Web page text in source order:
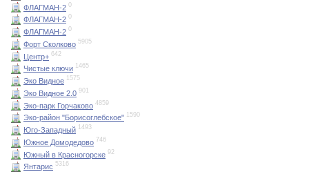
ФЛАГМАН-2 0
ФЛАГМАН-2 0
ФЛАГМАН-2 0
Форт Сколково 5905
Центр+ 642
Чистые ключи 1465
Эко Видное 1575
Эко Видное 2.0 901
Эко-парк Горчаково 4859
Эко-район "Борисоглебское" 1590
Юго-Западный 1493
Южное Домодедово 746
Южный в Красногорске 92
Янтарис 5316